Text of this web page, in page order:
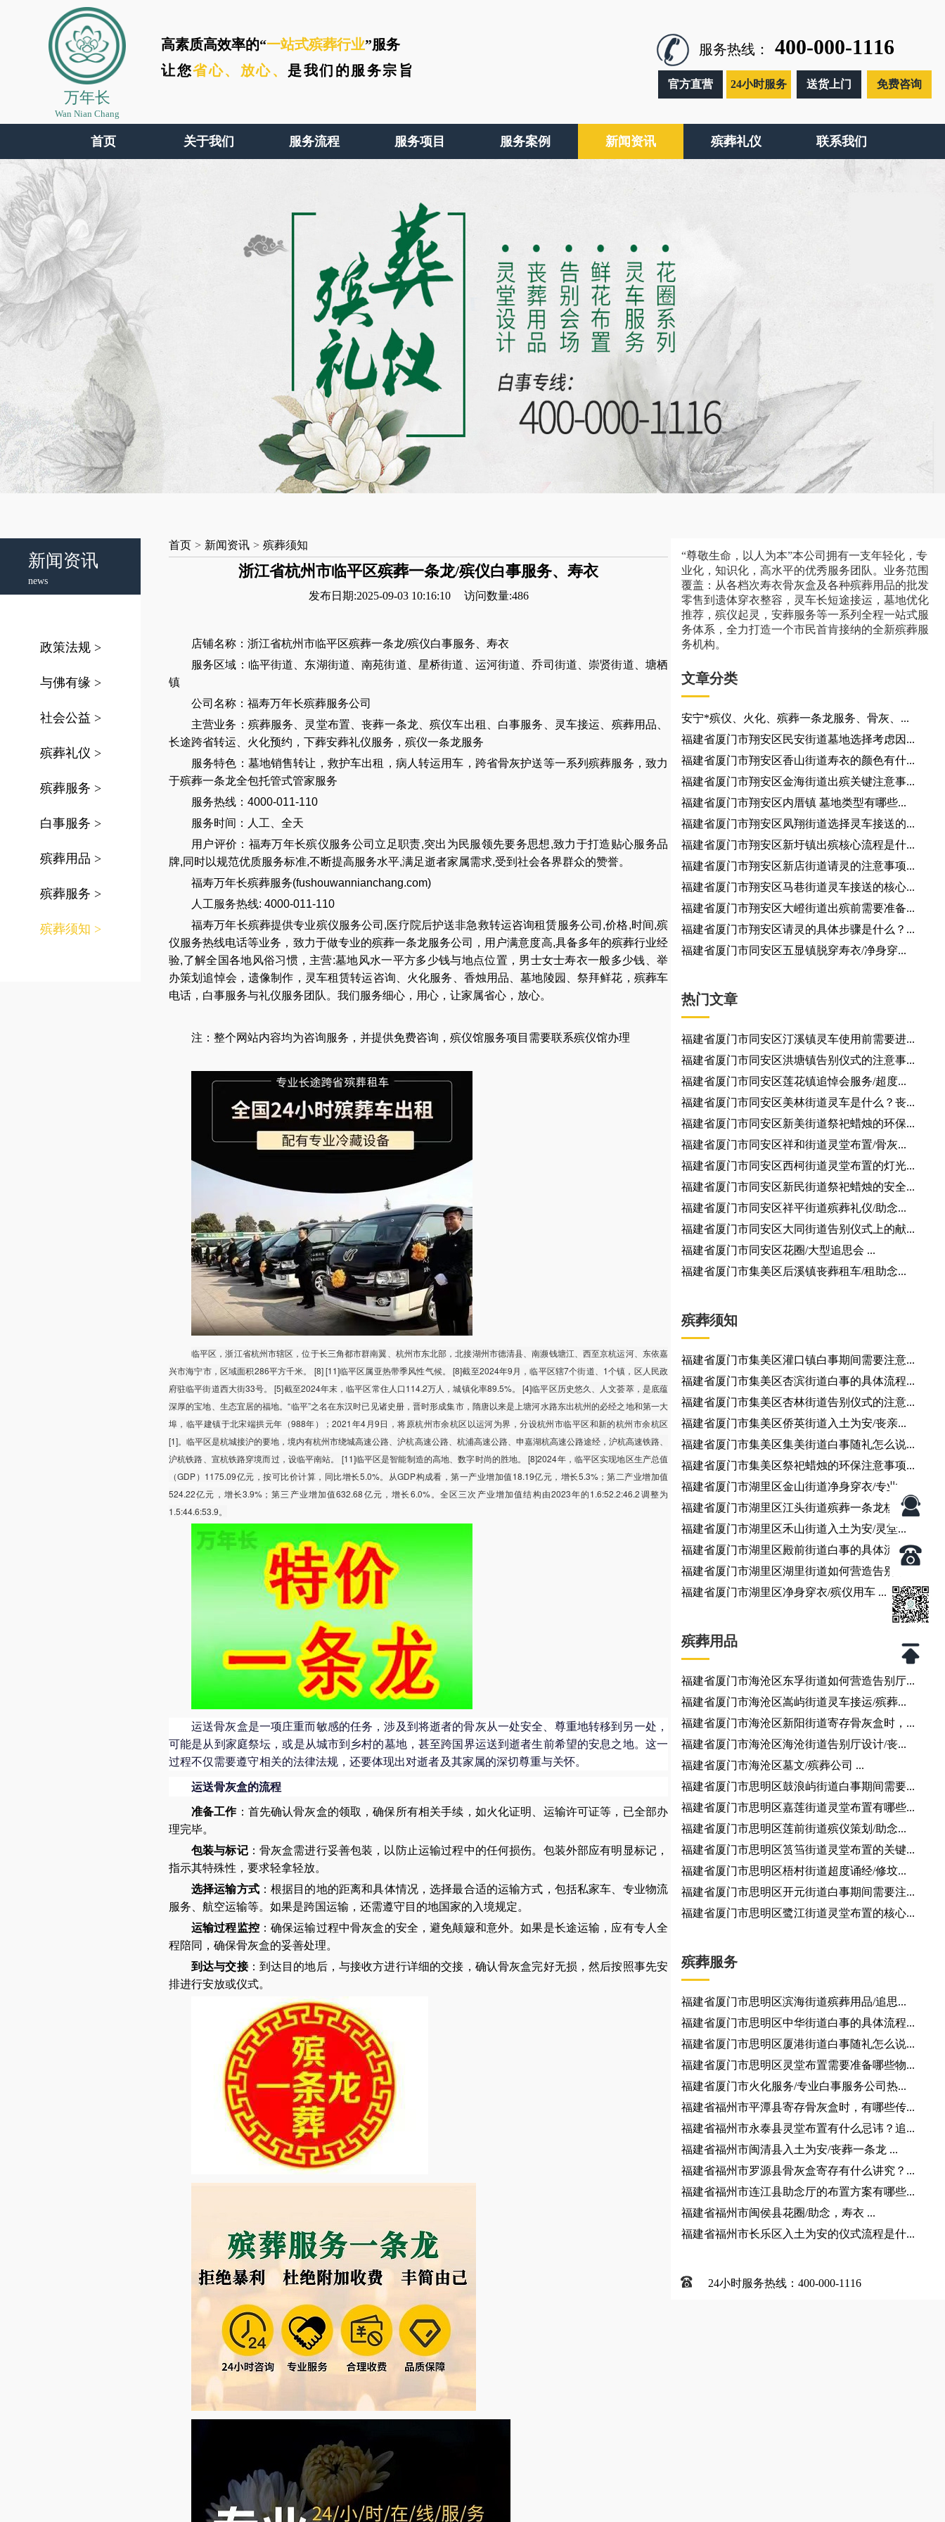
万年长
Wan Nian Chang
高素质高效率的“一站式殡葬行业”服务
让您省心、 放心、 是我们的服务宗旨
服务热线： 400-000-1116
官方直营 24小时服务 送货上门 免费咨询
首页 关于我们 服务流程 服务项目 服务案例 新闻资讯 殡葬礼仪 联系我们
新闻资讯
news
政策法规 >
与佛有缘 >
社会公益 >
殡葬礼仪 >
殡葬服务 >
白事服务 >
殡葬用品 >
殡葬服务 >
殡葬须知 >
首页 > 新闻资讯 > 殡葬须知
浙江省杭州市临平区殡葬一条龙/殡仪白事服务、寿衣
发布日期:2025-09-03 10:16:10 访问数量:486
店铺名称：浙江省杭州市临平区殡葬一条龙/殡仪白事服务、寿衣
服务区域： 临平街道、东湖街道、南苑街道、星桥街道、运河街道、乔司街道、崇贤街道、塘栖
镇
公司名称： 福寿万年长殡葬服务公司
主营业务： 殡葬服务 灵堂布置 、丧葬一条龙 、殡仪车出租 白事服务 灵车接运 殡葬用品
长途跨省转运
火化预约 ， 下葬安葬礼仪服务 ， 殡仪一条龙服务
服务特色： 墓地销售转让 ， 救护车出租 ， 病人转运用车 ， 跨省骨灰护送等一系列殡葬服务， 致力
于殡葬一条龙全包托管式管家服务
服务热线：4000-011-110
服务时间：人工、全天
用户评价：福寿万年长殡仪服务公司立足职责,突出为民服领先要务思想,致力于打造贴心服务品
牌,同时以规范优质服务标准,不断提高服务水平,满足逝者家属需求,受到社会各界群众的赞誉。
福寿万年长殡葬服务(fushouwannianchang.com)
人工服务热线: 4000-011-110
福寿万年长殡葬提供专业殡仪服务公司 ,医疗院后护送非急救转运咨询租赁服务公司 ,价格,时间,殡
仪服务热线电话等业务，致力于做专业的殡葬一条龙服务公司
，用户满意度高,具备多年的殡葬行业经
验,了解全国各地风俗习惯，主营:墓地风水一平方多少钱与地点位置 ， 男士女士寿衣一般多少钱 、举
办策划追悼会 ， 遗像制作 ， 灵车租赁转运咨询 火化服务 香烛用品 、墓地陵园 、祭拜鲜花 ， 殡葬车
电话 ， 白事服务与礼仪服务团队 。我们服务细心，用心，让家属省心，放心。
注：整个网站内容均为咨询服务，并提供免费咨询，殡仪馆服务项目需要联系殡仪馆办理
临平区，浙江省杭州市辖区，位于长三角都市群南翼、杭州市东北部，北接湖州市德清县、南濒钱塘江、西至京杭运河、东依嘉
兴市海宁市，区域面积286平方千米。 [8] [11]临平区属亚热带季风性气候。 [8]截至2024年9月，临平区辖7个街道、1个镇，区人民政
府驻临平街道西大街33号。 [5]截至2024年末，临平区常住人口114.2万人，城镇化率89.5%。 [4]临平区历史悠久、人文荟萃，是底蕴
深厚的宝地、生态宜居的福地。“临平”之名在东汉时已见诸史册，晋时形成集市，隋唐以来是上塘河水路东出杭州的必经之地和第一大
埠，临平建镇于北宋端拱元年（988年）；2021年4月9日，将原杭州市余杭区以运河为界，分设杭州市临平区和新的杭州市余杭区
[1]。临平区是杭城接沪的要地，境内有杭州市绕城高速公路、沪杭高速公路、杭浦高速公路、申嘉湖杭高速公路途经，沪杭高速铁路、
沪杭铁路、宣杭铁路穿境而过，设临平南站。 [11]临平区是智能制造的高地、数字时尚的胜地。 [8]2024年，临平区实现地区生产总值
（GDP）1175.09亿元，按可比价计算，同比增长5.0%。从GDP构成看，第一产业增加值18.19亿元，增长5.3%；第二产业增加值
524.22亿元，增长3.9%；第三产业增加值632.68亿元，增长6.0%。全区三次产业增加值结构由2023年的1.6:52.2:46.2调整为
1.5:44.6:53.9。
运送骨灰盒是一项庄重而敏感的任务，涉及到将逝者的骨灰从一处安全、尊重地转移到另一处，
可能是从到家庭祭坛，或是从城市到乡村的墓地，甚至跨国界运送到逝者生前希望的安息之地。这一
过程不仅需要遵守相关的法律法规，还要体现出对逝者及其家属的深切尊重与关怀。
运送骨灰盒的流程
准备工作：首先确认骨灰盒的领取，确保所有相关手续，如火化证明、运输许可证等，已全部办
理完毕。
包装与标记：骨灰盒需进行妥善包装，以防止运输过程中的任何损伤。包装外部应有明显标记，
指示其特殊性，要求轻拿轻放。
选择运输方式：根据目的地的距离和具体情况，选择最合适的运输方式，包括私家车、专业物流
服务、航空运输等。如果是跨国运输，还需遵守目的地国家的入境规定。
运输过程监控：确保运输过程中骨灰盒的安全，避免颠簸和意外。如果是长途运输，应有专人全
程陪同，确保骨灰盒的妥善处理。
到达与交接：到达目的地后，与接收方进行详细的交接，确认骨灰盒完好无损，然后按照事先安
排进行安放或仪式。
“尊敬生命，以人为本”本公司拥有一支年轻化，专
业化，知识化，高水平的优秀服务团队。业务范围
覆盖：从各档次寿衣骨灰盒及各种殡葬用品的批发
零售到遗体穿衣整容，灵车长短途接运，墓地优化
推荐，殡仪起灵，安葬服务等一系列全程一站式服
务体系，全力打造一个市民首肯接纳的全新殡葬服
务机构。
文章分类
安宁*殡仪、火化、殡葬一条龙服务、骨灰、...
福建省厦门市翔安区民安街道墓地选择考虑因...
福建省厦门市翔安区香山街道寿衣的颜色有什...
福建省厦门市翔安区金海街道出殡关键注意事...
福建省厦门市翔安区内厝镇 墓地类型有哪些...
福建省厦门市翔安区凤翔街道选择灵车接送的...
福建省厦门市翔安区新圩镇出殡核心流程是什...
福建省厦门市翔安区新店街道请灵的注意事项...
福建省厦门市翔安区马巷街道灵车接送的核心...
福建省厦门市翔安区大嶝街道出殡前需要准备...
福建省厦门市翔安区请灵的具体步骤是什么？...
福建省厦门市同安区五显镇脱穿寿衣/净身穿...
热门文章
福建省厦门市同安区汀溪镇灵车使用前需要进...
福建省厦门市同安区洪塘镇告别仪式的注意事...
福建省厦门市同安区莲花镇追悼会服务/超度...
福建省厦门市同安区美林街道灵车是什么？丧...
福建省厦门市同安区新美街道祭祀蜡烛的环保...
福建省厦门市同安区祥和街道灵堂布置/骨灰...
福建省厦门市同安区西柯街道灵堂布置的灯光...
福建省厦门市同安区新民街道祭祀蜡烛的安全...
福建省厦门市同安区祥平街道殡葬礼仪/助念...
福建省厦门市同安区大同街道告别仪式上的献...
福建省厦门市同安区花圈/大型追思会 ...
福建省厦门市集美区后溪镇丧葬租车/租助念...
殡葬须知
福建省厦门市集美区灌口镇白事期间需要注意...
福建省厦门市集美区杏滨街道白事的具体流程...
福建省厦门市集美区杏林街道告别仪式的注意...
福建省厦门市集美区侨英街道入土为安/丧亲...
福建省厦门市集美区集美街道白事随礼怎么说...
福建省厦门市集美区祭祀蜡烛的环保注意事项...
福建省厦门市湖里区金山街道净身穿衣/专业...
福建省厦门市湖里区江头街道殡葬一条龙核心...
福建省厦门市湖里区禾山街道入土为安/灵堂...
福建省厦门市湖里区殿前街道白事的具体流程...
福建省厦门市湖里区湖里街道如何营造告别厅...
福建省厦门市湖里区净身穿衣/殡仪用车 ...
殡葬用品
福建省厦门市海沧区东孚街道如何营造告别厅...
福建省厦门市海沧区嵩屿街道灵车接运/殡葬...
福建省厦门市海沧区新阳街道寄存骨灰盒时，...
福建省厦门市海沧区海沧街道告别厅设计/丧...
福建省厦门市海沧区墓文/殡葬公司 ...
福建省厦门市思明区鼓浪屿街道白事期间需要...
福建省厦门市思明区嘉莲街道灵堂布置有哪些...
福建省厦门市思明区莲前街道殡仪策划/助念...
福建省厦门市思明区筼筜街道灵堂布置的关键...
福建省厦门市思明区梧村街道超度诵经/修坟...
福建省厦门市思明区开元街道白事期间需要注...
福建省厦门市思明区鹭江街道灵堂布置的核心...
殡葬服务
福建省厦门市思明区滨海街道殡葬用品/追思...
福建省厦门市思明区中华街道白事的具体流程...
福建省厦门市思明区厦港街道白事随礼怎么说...
福建省厦门市思明区灵堂布置需要准备哪些物...
福建省厦门市火化服务/专业白事服务公司热...
福建省福州市平潭县寄存骨灰盒时，有哪些传...
福建省福州市永泰县灵堂布置有什么忌讳？追...
福建省福州市闽清县入土为安/丧葬一条龙 ...
福建省福州市罗源县骨灰盒寄存有什么讲究？...
福建省福州市连江县助念厅的布置方案有哪些...
福建省福州市闽侯县花圈/助念，寿衣 ...
福建省福州市长乐区入土为安的仪式流程是什...
24小时服务热线：400-000-1116